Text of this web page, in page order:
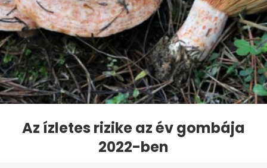
Az ízletes rizike az év gombája
2022-ben